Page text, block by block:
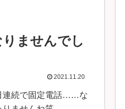
ませんでし
2021.11.20
連続で固定電話……な